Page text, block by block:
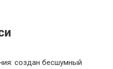
создан бесшумный